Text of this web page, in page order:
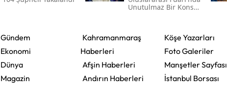
Unutulmaz Bir Konser
Gündem
Ekonomi
Dünya
Magazin
Kahramanmaraş
Haberleri
Afşin Haberleri
Andırın Haberleri
Köşe Yazarları
Foto Galeriler
Manşetler Sayfası
İstanbul Borsası